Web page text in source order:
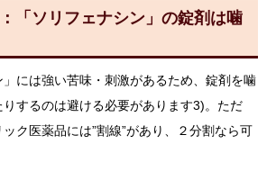
「ソリフェナシン」の錠剤は噛
には強い苦味・刺激があるため、錠剤を噛
するのは避ける必要があります3)。ただ
ク医薬品には”割線”があり、２分割なら可